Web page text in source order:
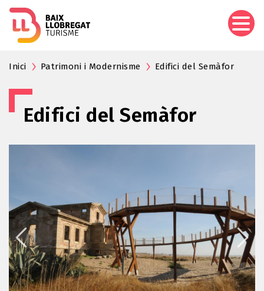
Inici Patrimoni i Modernisme Edifici del Semàfor
Edifici del Semàfor